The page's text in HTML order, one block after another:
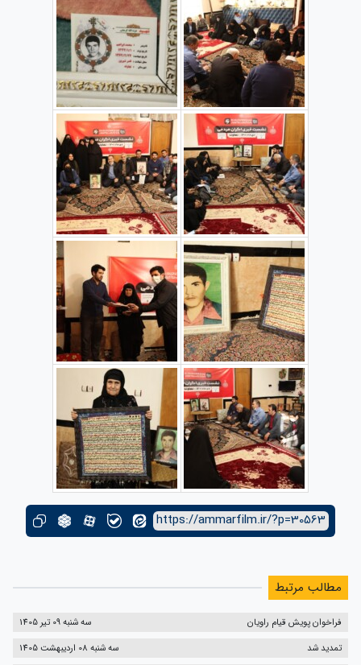
https://ammarfilm.ir/?p=30563
مطالب مرتبط
فراخوان پویش قیام راویان
سه شنبه 09 تیر 1405
تمدید شد
سه شنبه 08 اردیبهشت 1405